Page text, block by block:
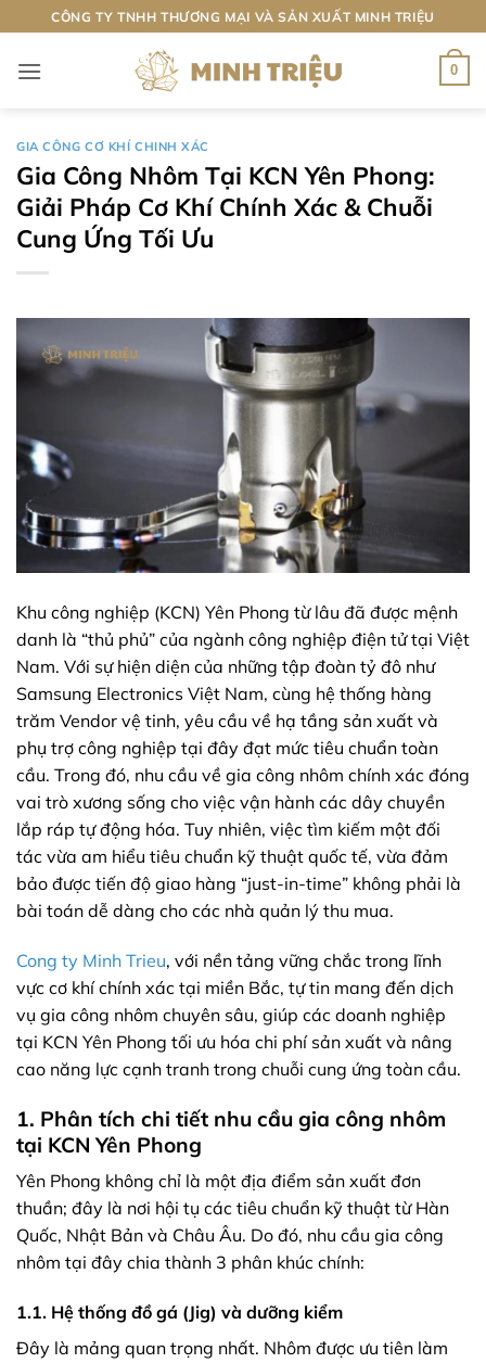
qua
nội
CÔNG TY TNHH THƯƠNG MẠI VÀ SẢN XUẤT MINH TRIỆU
0
GIA CÔNG CƠ KHÍ CHINH XÁC
Gia Công Nhôm Tại KCN Yên Phong:
Giải Pháp Cơ Khí Chính Xác & Chuỗi
Cung Ứng Tối Ưu
Khu công nghiệp (KCN) Yên Phong từ lâu đã được mệnh
danh là “thủ phủ” của ngành công nghiệp điện tử tại Việt
Nam. Với sự hiện diện của những tập đoàn tỷ đô như
Samsung Electronics Việt Nam, cùng hệ thống hàng
trăm Vendor vệ tinh, yêu cầu về hạ tầng sản xuất và
phụ trợ công nghiệp tại đây đạt mức tiêu chuẩn toàn
cầu. Trong đó, nhu cầu về gia công nhôm chính xác đóng
vai trò xương sống cho việc vận hành các dây chuyền
lắp ráp tự động hóa. Tuy nhiên, việc tìm kiếm một đối
tác vừa am hiểu tiêu chuẩn kỹ thuật quốc tế, vừa đảm
bảo được tiến độ giao hàng “just-in-time” không phải là
bài toán dễ dàng cho các nhà quản lý thu mua.
Cong ty Minh Trieu, với nền tảng vững chắc trong lĩnh
vực cơ khí chính xác tại miền Bắc, tự tin mang đến dịch
vụ gia công nhôm chuyên sâu, giúp các doanh nghiệp
tại KCN Yên Phong tối ưu hóa chi phí sản xuất và nâng
cao năng lực cạnh tranh trong chuỗi cung ứng toàn cầu.
1. Phân tích chi tiết nhu cầu gia công nhôm
tại KCN Yên Phong
Yên Phong không chỉ là một địa điểm sản xuất đơn
thuần; đây là nơi hội tụ các tiêu chuẩn kỹ thuật từ Hàn
Quốc, Nhật Bản và Châu Âu. Do đó, nhu cầu gia công
nhôm tại đây chia thành 3 phân khúc chính:
1.1. Hệ thống đồ gá (Jig) và dưỡng kiểm
Đây là mảng quan trọng nhất. Nhôm được ưu tiên làm